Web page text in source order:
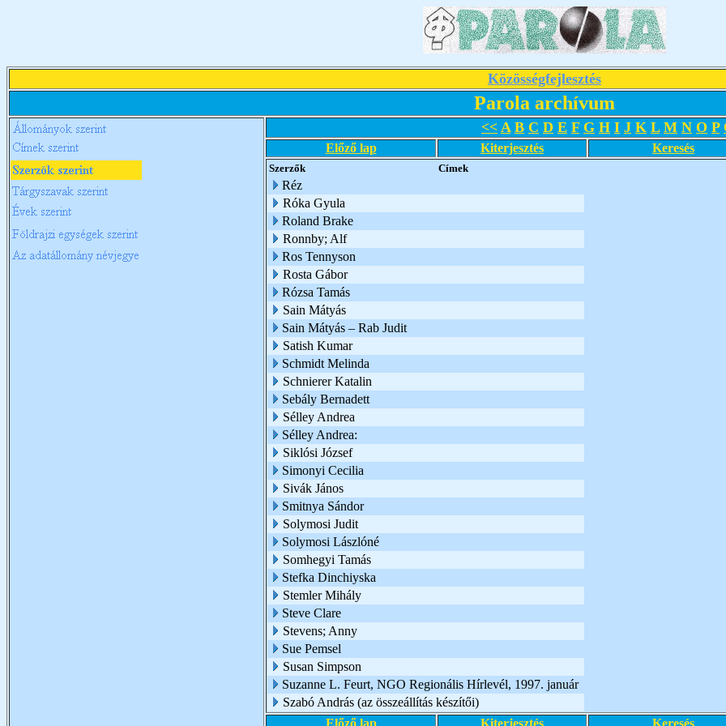
Közösségfejlesztés
Parola archívum
<< A B C D E F G H I J K L M N O P
Előző lap Kiterjesztés Keresés
Szerzők Címek
Réz
Róka Gyula
Roland Brake
Ronnby; Alf
Ros Tennyson
Rosta Gábor
Rózsa Tamás
Sain Mátyás
Sain Mátyás – Rab Judit
Satish Kumar
Schmidt Melinda
Schnierer Katalin
Sebály Bernadett
Sélley Andrea
Sélley Andrea:
Siklósi József
Simonyi Cecilia
Sivák János
Smitnya Sándor
Solymosi Judit
Solymosi Lászlóné
Somhegyi Tamás
Stefka Dinchiyska
Stemler Mihály
Steve Clare
Stevens; Anny
Sue Pemsel
Susan Simpson
Suzanne L. Feurt, NGO Regionális Hírlevél, 1997. január
Szabó András (az összeállítás készítői)
Előző lap
Kiterjesztés Keresés